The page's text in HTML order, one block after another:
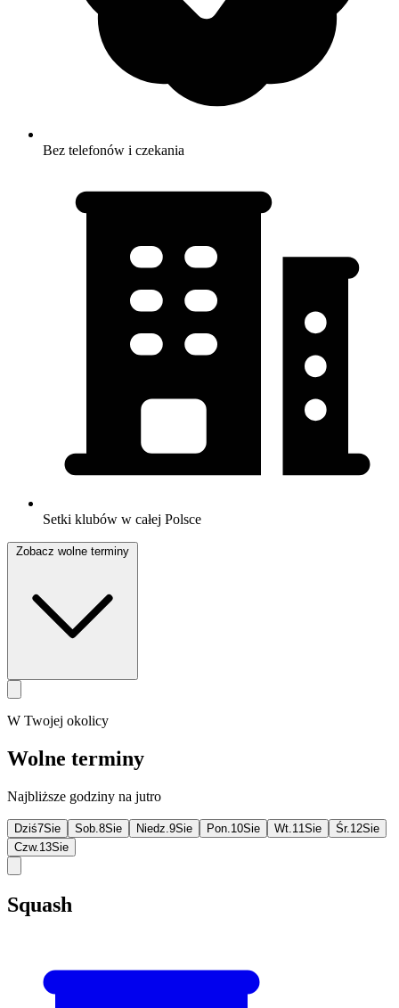
Bez telefonów i czekania
Setki klubów w całej Polsce
W Twojej okolicy
Wolne terminy
Najbliższe godziny na jutro
Dziś7Sie Sob. 8Sie Niedz. 9Sie Pon. 10Sie Wt. 11Sie Śr. 12Sie
Czw. 13Sie
Squash